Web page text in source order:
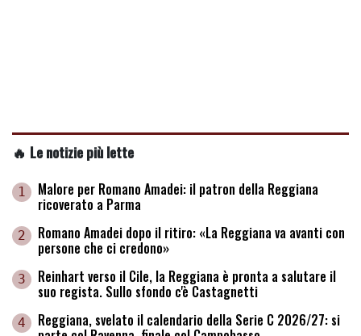
🔥 Le notizie più lette
1 Malore per Romano Amadei: il patron della Reggiana
ricoverato a Parma
2 Romano Amadei dopo il ritiro: «La Reggiana va avanti con
persone che ci credono»
3 Reinhart verso il Cile, la Reggiana è pronta a salutare il
suo regista. Sullo sfondo c'è Castagnetti
4 Reggiana, svelato il calendario della Serie C 2026/27: si